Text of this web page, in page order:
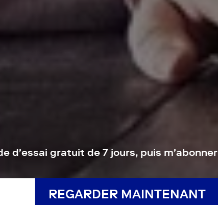
d'essai gratuit de 7 jours, puis m'abonner
REGARDER MAINTENANT